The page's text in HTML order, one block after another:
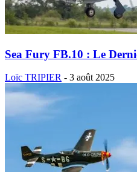
Sea Fury FB.10 : Le
Loïc TRIPIER - 3 août 2025